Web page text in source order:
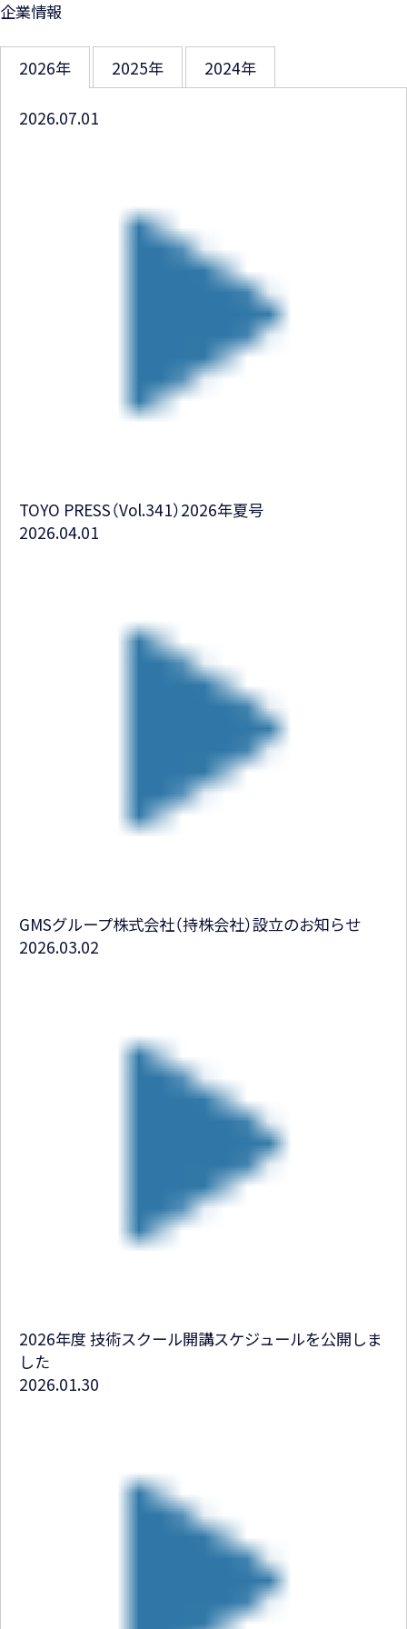
企業情報
2026年 2025年 2024年
2026.07.01
TOYO PRESS（Vol.341）2026年夏号
2026.04.01
GMSグループ株式会社（持株会社）設立のお知らせ
2026.03.02
2026年度 技術スクール開講スケジュールを公開しま
した
2026.01.30